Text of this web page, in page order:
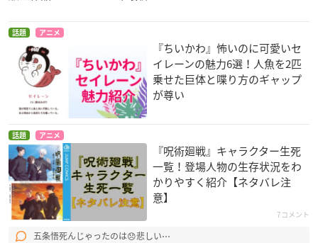
話題 アニメ
『ちいかわ』怖いのに可愛いセ
イレーンの魅力6選！人魚を2匹
乗せた巨体と喋り方のギャップ
が尊い
話題 アニメ
『呪術廻戦』キャラクター生死
一覧！登場人物の生存状況をわ
かりやすく紹介【ネタバレ注
意】
7コメント
五条悟死んじゃったのは😞悲しい⋯